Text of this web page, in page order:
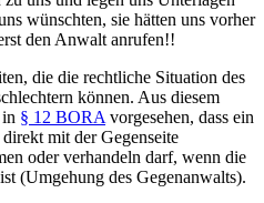
wünschten, sie hätten uns vorher
den Anwalt anrufen!!
die die rechtliche Situation des
können. Aus diesem
§ 12 BORA vorgesehen, dass ein
mit der Gegenseite
oder verhandeln darf, wenn die
(Umgehung des Gegenanwalts).